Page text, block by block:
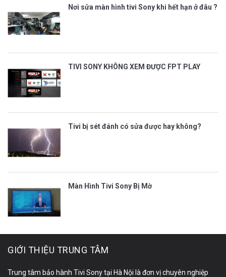
Nơi sửa màn hình tivi Sony khi hết hạn ở đâu ?
TIVI SONY KHÔNG XEM ĐƯỢC FPT PLAY
Tivi bị sét đánh có sửa được hay không?
Màn Hình Tivi Sony Bị Mờ
GIỚI THIỆU TRUNG TÂM
Trung tâm bảo hành Tivi Sony tại Hà Nội là đơn vị chuyên nghiệp